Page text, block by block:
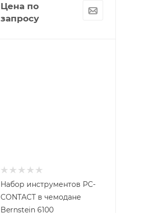
Цена по
запросу
Набор инструментов PC-
CONTACT в чемодане
Bernstein 6100